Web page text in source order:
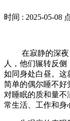
时间 : 2025-05-08
在寂静的深夜
人，他们辗转反
如同身处白昼。这
简单的偶尔睡不好
对睡眠的质和量不
常生活、工作和身